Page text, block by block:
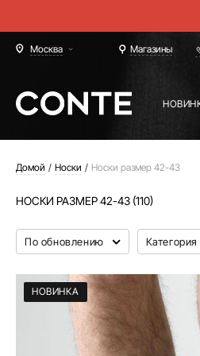
Москва Магазины
Домой Носки Носки размер 42-43
НОСКИ РАЗМЕР 42-43 (110)
По обновлению Категория
НОВИНКА